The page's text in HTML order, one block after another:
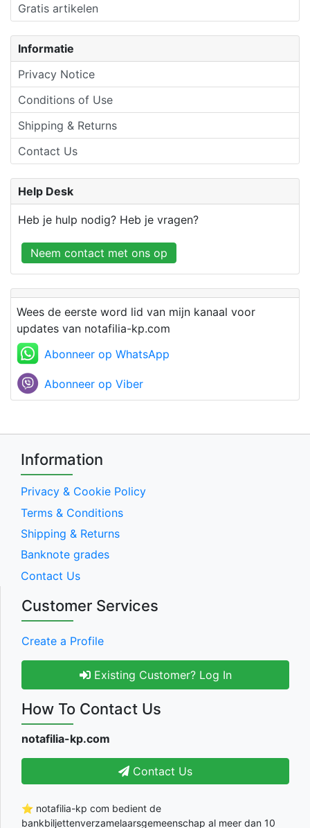
Gratis artikelen
Informatie
Privacy Notice
Conditions of Use
Shipping & Returns
Contact Us
Help Desk
Heb je hulp nodig? Heb je vragen?
Neem contact met ons op
Wees de eerste word lid van mijn kanaal voor
updates van notafilia-kp.com
Abonneer op WhatsApp
Abonneer op Viber
Information
Privacy & Cookie Policy
Terms & Conditions
Shipping & Returns
Banknote grades
Contact Us
Customer Services
Create a Profile
Existing Customer? Log In
How To Contact Us
notafilia-kp.com
Contact Us
⭐ notafilia-kp com bedient de
bankbiljettenverzamelaarsgemeenschap al meer dan 10